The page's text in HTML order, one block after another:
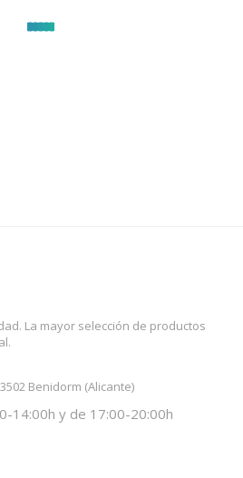
La mayor selección de productos
Benidorm (Alicante)
14:00h y de 17:00-20:00h